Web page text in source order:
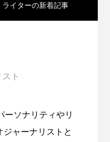
ライターの新着記事
ト
ーソナリティやリ
ャーナリストと
！wokyis G7 / M5
ートウォッチ